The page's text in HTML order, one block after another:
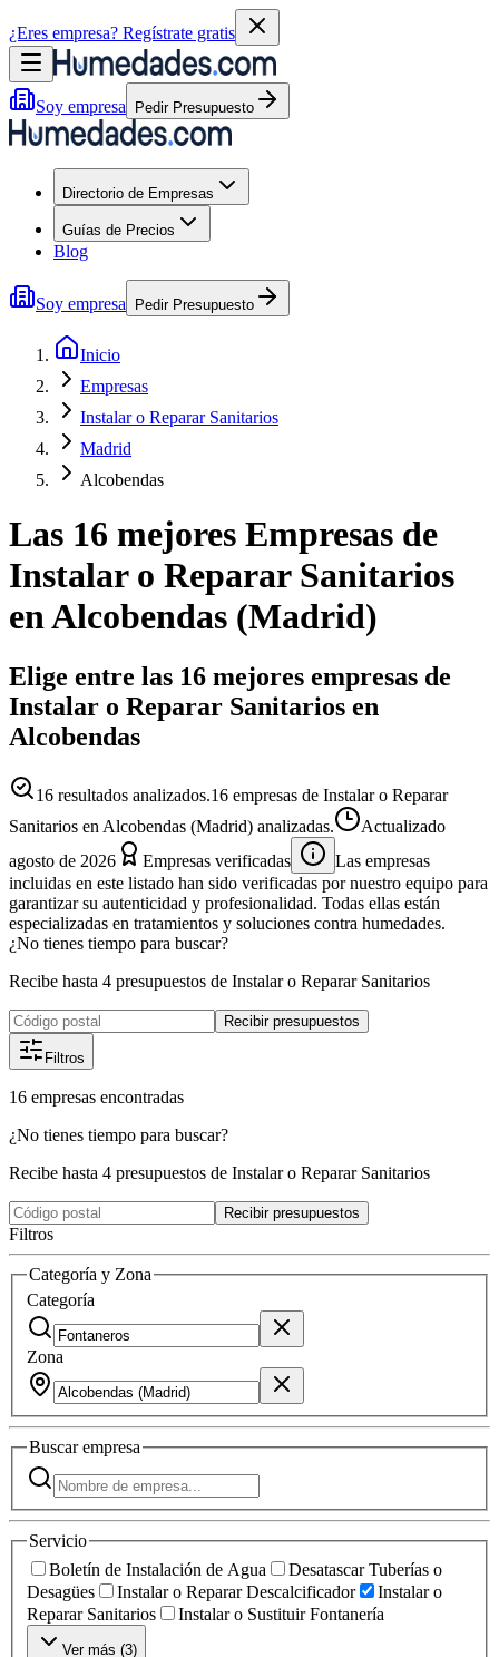
¿Eres empresa? Regístrate gratis
Soy empresa Pedir Presupuesto
Directorio de Empresas
Guías de Precios
Blog
Soy empresa Pedir Presupuesto
Inicio
Empresas
Instalar o Reparar Sanitarios
Madrid
Alcobendas
Las 16 mejores Empresas de
Instalar o Reparar Sanitarios
enAlcobendas (Madrid)
Elige entre las 16 mejores empresas de
Instalar o Reparar Sanitarios en
Alcobendas
16 resultados analizados.16 empresas de Instalar o Reparar
Sanitarios en Alcobendas (Madrid) analizadas.
Actualizado
agosto de 2026
Empresas verificadas
Las empresas
incluidas en este listado han sido verificadas por nuestro equipo para
garantizar su autenticidad y profesionalidad. Todas ellas están
especializadas en tratamientos y soluciones contra humedades.
¿No tienes tiempo para buscar?
Recibe hasta 4 presupuestos de Instalar o Reparar Sanitarios
Recibir presupuestos
Filtros
16 empresas encontradas
¿No tienes tiempo para buscar?
Recibe hasta 4 presupuestos de Instalar o Reparar Sanitarios
Recibir presupuestos
Filtros
Categoría y Zona
Categoría
Zona
Buscarempresa
Servicio
Boletín de Instalación de Agua
Desatascar Tuberías o
Desagües
Instalar o Reparar Descalcificador
Instalar o
Reparar Sanitarios
Instalar o Sustituir Fontanería
Ver más (3)